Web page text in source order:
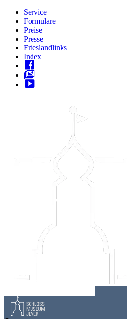
Zum
Inhalt
springen
Service
Formulare
Preise
Presse
Frieslandlinks
Index